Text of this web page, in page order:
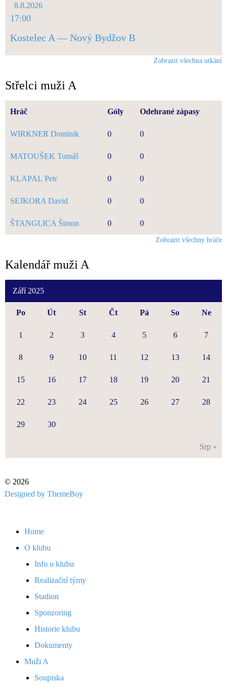
8.8.2026
17:00
Kostelec A — Nový Bydžov B
Zobrazit všechna utkání
Střelci muži A
Hráč Góly Odehrané zápasy
WIRKNER Dominik 0 0
MATOUŠEK Tomáš 0 0
KLAPAL Petr 0 0
SEJKORA David 0 0
ŠTANGLICA Šimon 0 0
Zobrazit všechny hráče
Kalendář muži A
Září 2025
Po Út St Čt Pá So Ne
Srp »
1 2 3 4 5 6 7
8 9 10 11 12 13 14
15 16 17 18 19 20 21
22 23 24 25 26 27 28
29 30
© 2026
Designed by ThemeBoy
Home
O klubu
Info o klubu
Realizační týmy
Stadion
Sponzoring
Historie klubu
Dokumenty
Muži A
Soupiska